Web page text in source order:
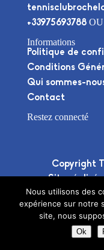
+33975693788OU
Informations
Politique de
Conditions
Qui sommes-
Contact
Restez connecté
Copyright
Site réalisé
Nous utilisons des
expérience sur notre
site, nous
Ok